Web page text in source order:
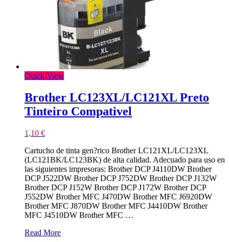
Quick View
Brother LC123XL/LC121XL Preto
Tinteiro Compativel
1,10 €
Cartucho de tinta gen?rico Brother LC121XL/LC123XL
(LC121BK/LC123BK) de alta calidad. Adecuado para uso en
las siguientes impresoras: Brother DCP J4110DW Brother
DCP J522DW Brother DCP J752DW Brother DCP J132W
Brother DCP J152W Brother DCP J172W Brother DCP
J552DW Brother MFC J470DW Brother MFC J6920DW
Brother MFC J870DW Brother MFC J4410DW Brother
MFC J4510DW Brother MFC …
Brother
Read More